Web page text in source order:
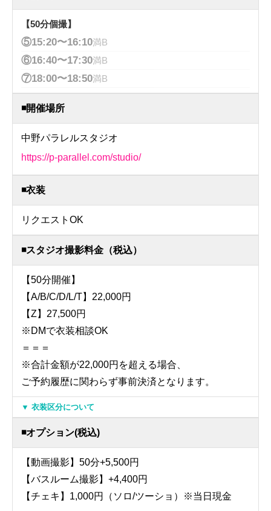
【50分個撮】
⑤15:20〜16:10満B
⑥16:40〜17:30満B
⑦18:00〜18:50満B
◾️開催場所
中野パラレルスタジオ
https://p-parallel.com/studio/
◾️衣装
リクエストOK
◾️スタジオ撮影料金（税込）
【50分開催】
【A/B/C/D/L/T】22,000円
【Z】27,500円
※DMで衣装相談OK
＝＝＝
※合計金額が22,000円を超える場合、
ご予約履歴に関わらず事前決済となります。
▼ 衣装区分について
◾️オプション(税込)
【動画撮影】50分+5,500円
【バスルーム撮影】+4,400円
【チェキ】1,000円（ソロ/ツーショ）※当日現金